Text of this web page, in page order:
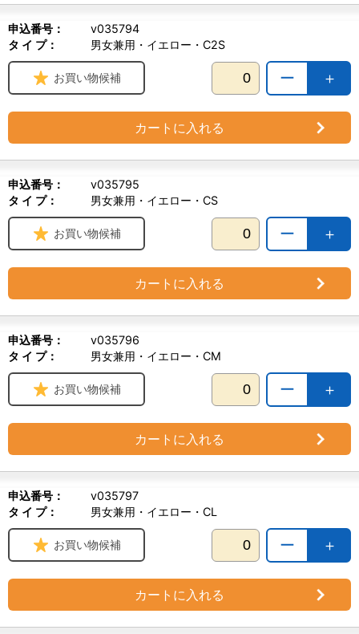
申込番号：
v035794
タ イ プ：
男女兼用・イエロー・C2S
＋
ー
お買い物候補
カートに入れる
申込番号：
v035795
タ イ プ：
男女兼用・イエロー・CS
＋
ー
お買い物候補
カートに入れる
申込番号：
v035796
タ イ プ：
男女兼用・イエロー・CM
＋
ー
お買い物候補
カートに入れる
申込番号：
v035797
タ イ プ：
男女兼用・イエロー・CL
＋
ー
お買い物候補
カートに入れる